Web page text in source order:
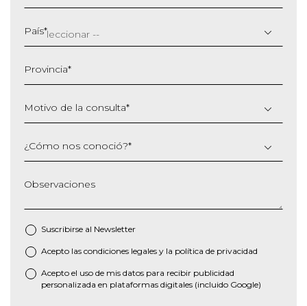
barra
MM
AAAA
País*
Provincia*
Motivo de la consulta*
¿Cómo nos conoció?*
Observaciones
Suscribirse al Newsletter
* Acepto las condiciones legales y la política de privacidad
Acepto el uso de mis datos para recibir publicidad
personalizada en plataformas digitales (incluido Google)